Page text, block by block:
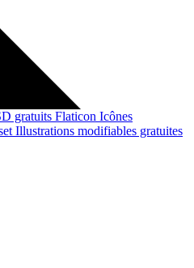
gratuits Flaticon Icônes
Illustrations modifiables gratuites